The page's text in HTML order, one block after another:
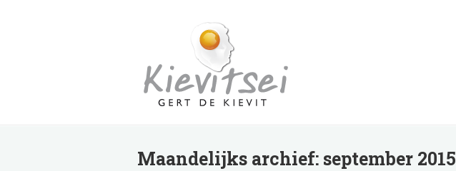
Maandelijks archief: september 2015